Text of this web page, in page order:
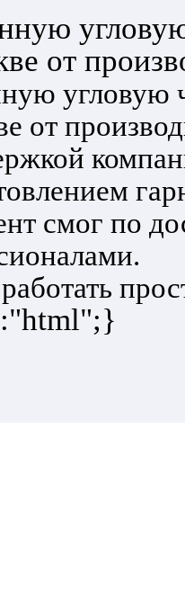
от
от
смог по